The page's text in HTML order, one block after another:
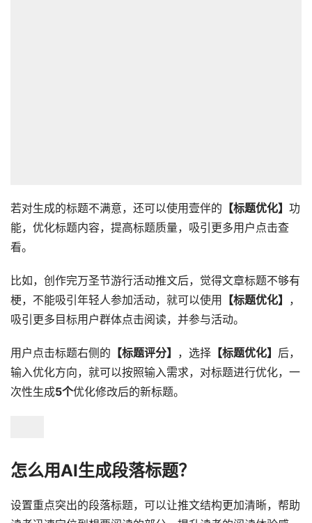
若对生成的标题不满意，还可以使用壹伴的 【标题优化】 功
能，优化标题内容，提高标题质量，吸引更多用户点击查
看。
比如，创作完万圣节游行活动推文后，觉得文章标题不够有
梗，不能吸引年轻人参加活动，就可以使用
【标题优化】
，
吸引更多目标用户群体点击阅读，并参与活动。
用户点击标题右侧的 【标题评分】 ，选择 【标题优化】 后，
输入优化方向，就可以按照输入需求，对标题进行优化，一
次性生成5个优化修改后的新标题。
怎么用AI生成段落标题？
设置重点突出的段落标题，可以让推文结构更加清晰，帮助